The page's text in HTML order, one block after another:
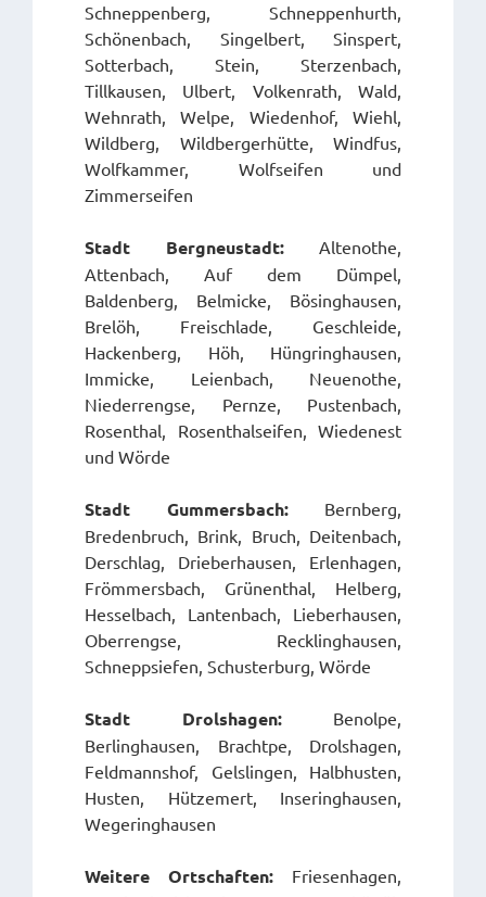
Schneppenberg, Schneppenhurth,
Schönenbach, Singelbert, Sinspert,
Sotterbach, Stein, Sterzenbach,
Tillkausen, Ulbert, Volkenrath, Wald,
Wehnrath, Welpe, Wiedenhof, Wiehl,
Wildberg, Wildbergerhütte, Windfus,
Wolfkammer, Wolfseifen und
Zimmerseifen
Stadt Bergneustadt:Altenothe,
Attenbach, Auf dem Dümpel,
Baldenberg, Belmicke, Bösinghausen,
Brelöh, Freischlade, Geschleide,
Hackenberg, Höh, Hüngringhausen,
Immicke, Leienbach, Neuenothe,
Niederrengse, Pernze, Pustenbach,
Rosenthal, Rosenthalseifen, Wiedenest
und Wörde
Stadt Gummersbach:Bernberg,
Bredenbruch, Brink, Bruch, Deitenbach,
Derschlag, Drieberhausen, Erlenhagen,
Frömmersbach, Grünenthal, Helberg,
Hesselbach, Lantenbach, Lieberhausen,
Oberrengse, Recklinghausen,
Schneppsiefen, Schusterburg, Wörde
Stadt Drolshagen:Benolpe,
Berlinghausen, Brachtpe, Drolshagen,
Feldmannshof, Gelslingen, Halbhusten,
Husten, Hützemert, Inseringhausen,
Wegeringhausen
Weitere Ortschaften: Friesenhagen,